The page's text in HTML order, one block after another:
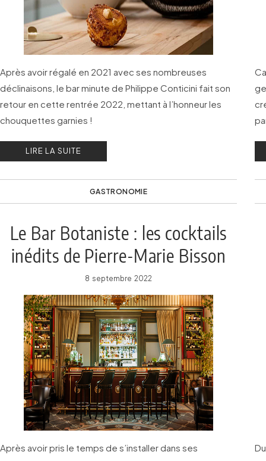
Après avoir régalé en 2021 avec ses nombreuses
déclinaisons, le bar minute de Philippe Conticini fait son
retour en cette rentrée 2022, mettant à l’honneur les
chouquettes garnies !
LIRE LA SUITE
GASTRONOMIE
Le Bar Botaniste : les cocktails
inédits de Pierre-Marie Bisson
8 septembre 2022
Après avoir pris le temps de s’installer dans ses